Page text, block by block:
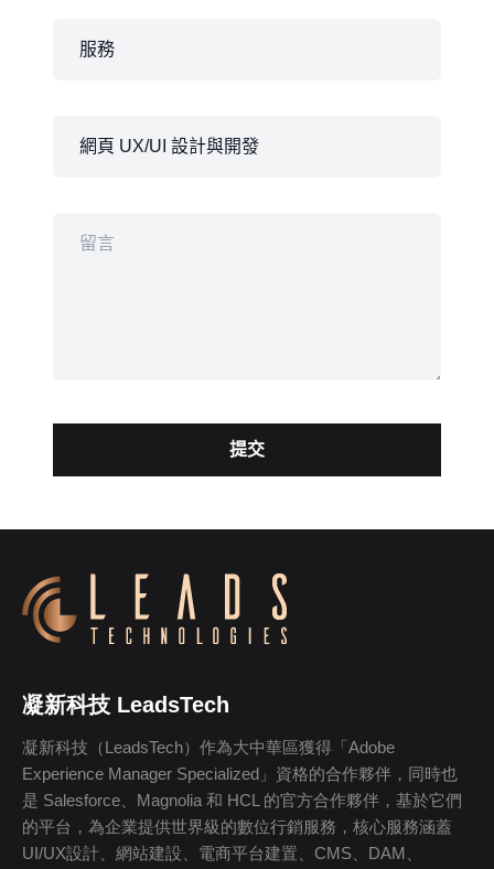
凝新科技 LeadsTech
凝新科技（LeadsTech）作為大中華區獲得「Adobe
Experience Manager Specialized」資格的合作夥伴，同時也
是 Salesforce、Magnolia 和 HCL 的官方合作夥伴，基於它們
的平台，為企業提供世界級的數位行銷服務，核心服務涵蓋
UI/UX設計、網站建設、電商平台建置、CMS、DAM、